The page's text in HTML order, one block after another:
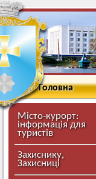
Головна
Місто-курорт:
інформація для
туристів
Захиснику,
Захисниці